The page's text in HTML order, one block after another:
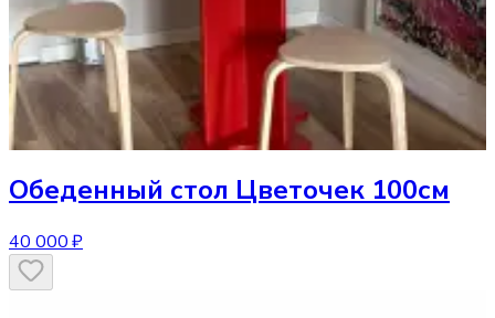
Обеденный стол Цветочек 100см
40 000 ₽